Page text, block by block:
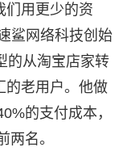
们用更少的资
鲨网络科技创始
的从淘宝店家转
的老用户。他做
的支付成本，
两名。